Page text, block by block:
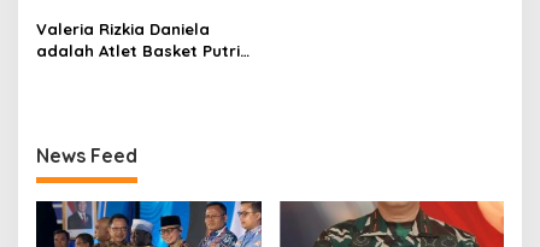
s
Aktivitas Tambang
Batubara di Sumsel
Valeria Rizkia Daniela
adalah Atlet Basket Putri
News Feed